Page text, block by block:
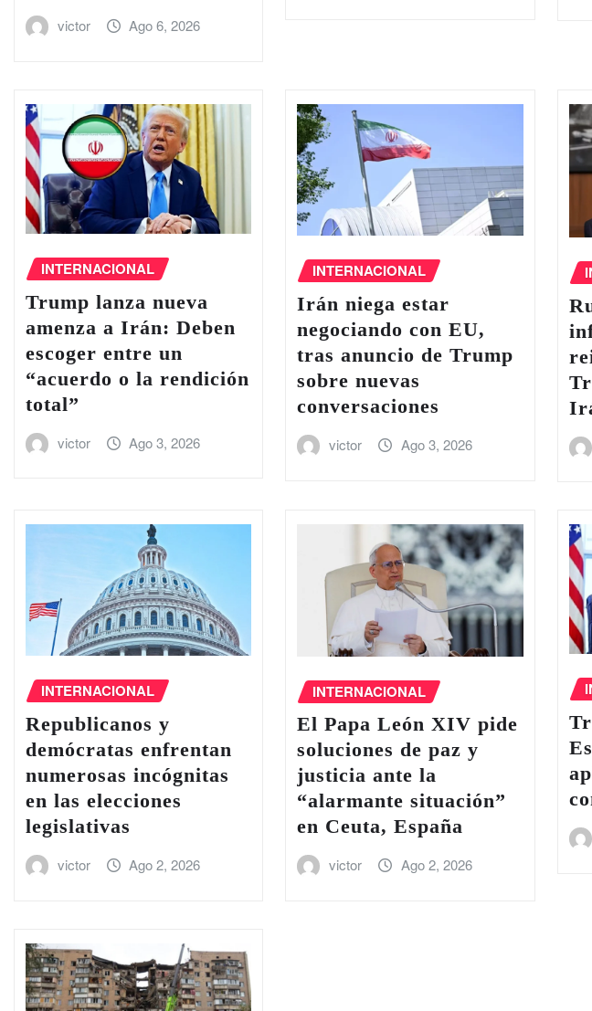
victor Ago 6, 2026
INTERNACIONAL
Trump lanza nueva
amenza a Irán: Deben
escoger entre un
“acuerdo o la rendición
total”
victor Ago 3, 2026
INTERNACIONAL
Irán niega estar
negociando con EU,
tras anuncio de Trump
sobre nuevas
conversaciones
victor Ago 3, 2026
INTERNACIONAL
Republicanos y
demócratas enfrentan
numerosas incógnitas
en las elecciones
legislativas
victor Ago 2, 2026
INTERNACIONAL
El Papa León XIV pide
soluciones de paz y
justicia ante la
“alarmante situación”
en Ceuta, España
victor Ago 2, 2026